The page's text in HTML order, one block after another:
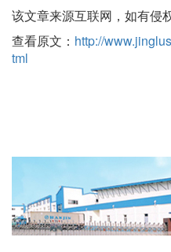
该文章来源互联网，如有侵
查看原文： http://
tml